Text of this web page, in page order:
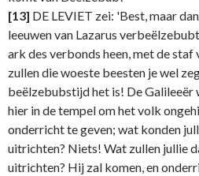
[13] DE LEVIET zei: 'Best, maar
leeuwen van Lazarus
ark des verbonds heen, met de staf
zullen die woeste beesten je wel
beëlzebubstijd het is! De Galileeër
hier in de tempel om het volk
onderricht te geven; wat konden
uitrichten? Niets! Wat zullen jullie
uitrichten? Hij zal komen, en